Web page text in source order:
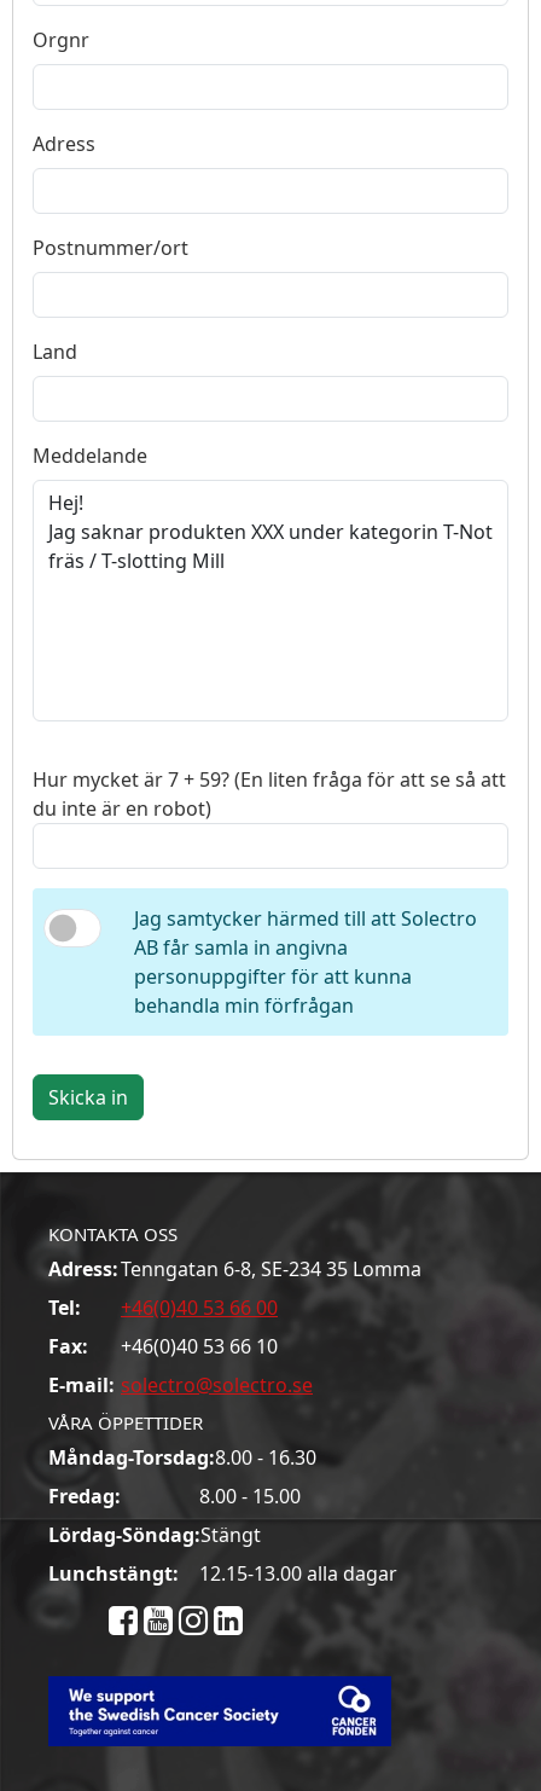
Orgnr
Adress
Postnummer/ort
Land
Meddelande
Hur mycket är 7 + 59? (En liten fråga för att se så att
du inte är en robot)
Jag samtycker härmed till att Solectro
AB får samla in angivna
personuppgifter för att kunna
behandla min förfrågan
Skicka in
KONTAKTA OSS
Adress:Tenngatan 6-8, SE-234 35 Lomma
Tel:
+46(0)40 53 66 00
Fax:
+46(0)40 53 66 10
E-mail: solectro@solectro.se
VÅRA ÖPPETTIDER
Måndag-Torsdag:8.00 - 16.30
Fredag:
8.00 - 15.00
Lördag-Söndag:Stängt
Lunchstängt:
12.15-13.00 alla dagar